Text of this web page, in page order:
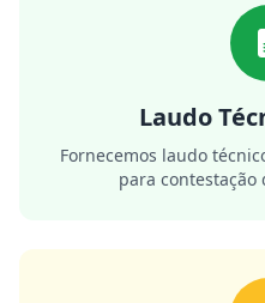
Laudo
Fornecemos laudo
para contestação